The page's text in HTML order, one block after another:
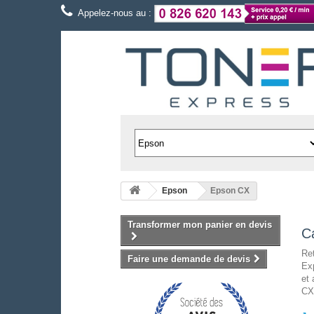
Appelez-nous au :
Epson Epson CX
Transformer mon panier en devis
Faire une demande de devis
et